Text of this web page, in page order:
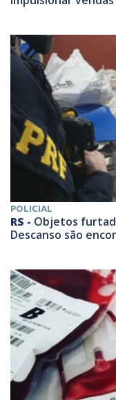
POLICIAL
RS - Objetos
Descanso são